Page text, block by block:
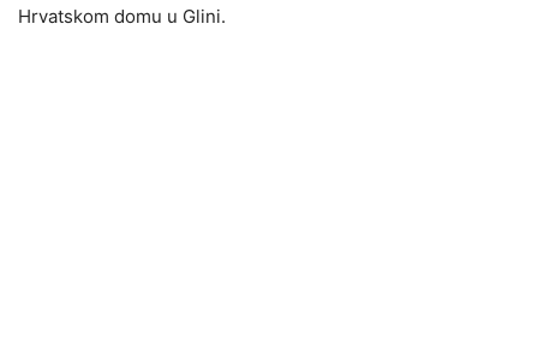
Hrvatskom domu u Glini.